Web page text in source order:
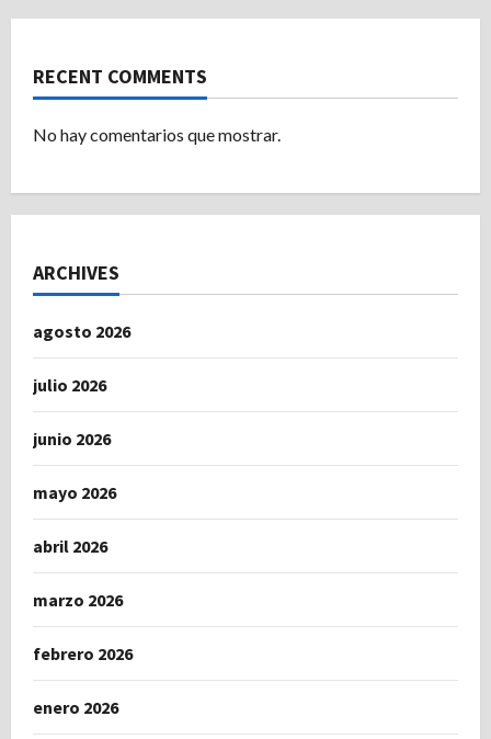
RECENT COMMENTS
No hay comentarios que mostrar.
ARCHIVES
agosto 2026
julio 2026
junio 2026
mayo 2026
abril 2026
marzo 2026
febrero 2026
enero 2026